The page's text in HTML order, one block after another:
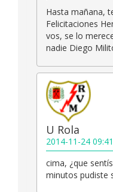
Hasta mañana,
Felicitaciones
vos, se lo
nadie Diego
U Rola
2014-11-24
cima, ¿que
minutos pudiste